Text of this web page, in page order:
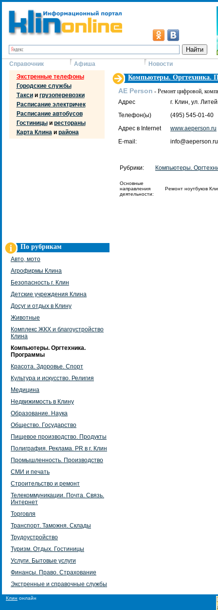
Справочник Афиша
Новости
Экстренные телефоны
Городские службы
Таксии грузоперевозки
Расписание электричек
Расписание автобусов
Гостиницыи рестораны
Карта Клинаи района
По рубрикам
Авто, мото
Агрофирмы Клина
Безопасность г. Клин
Детские учреждения Клина
Досуг и отдых в Клину
Животные
Комплекс ЖКХ и благоустройство
Клина
Компьютеры. Оргтехника.
Программы
Красота. Здоровье. Спорт
Культура и искусство. Религия
Медицина
Недвижимость в Клину
Образование. Наука
Общество. Государство
Пищевое производство. Продукты
Полиграфия. Реклама. PR в г. Клин
Промышленность. Производство
СМИ и печать
Строительство и ремонт
Телекоммуникации. Почта. Связь.
Интернет
Торговля
Транспорт. Таможня. Склады
Трудоустройство
Туризм. Отдых. Гостиницы
Услуги. Бытовые услуги
Финансы. Право. Страхование
Экстренные и справочные службы
Компьютеры. Оргтехника.
AE Person - Ремонт цифровой,
Адрес
г. Клин, ул.
Телефон(ы)
(495) 545-01-40
Адрес в Internet
www.aeperson.ru
E-mail:
info@aeperson.ru
Рубрики: Компьютеры.
Основные
направления
деятельности:
Ремонт ноутбуков
Клин онлайн